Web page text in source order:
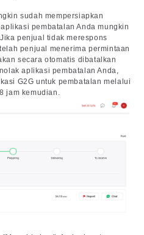
sudah mempersiapkan
pembatalan Anda mungkin
penjual tidak merespons
penjual menerima permintaan
secara otomatis dibatalkan
aplikasi pembatalan Anda,
G2G untuk pembatalan melalui
jam kemudian.